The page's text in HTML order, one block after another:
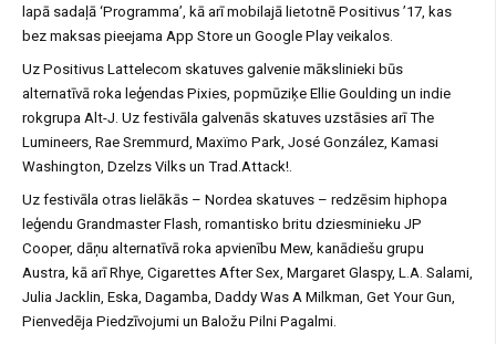
lapā sadaļā ‘Programma’, kā arī mobilajā lietotnē Positivus ’17, kas
bez maksas pieejama App Store un Google Play veikalos.
Uz Positivus Lattelecom skatuves galvenie mākslinieki būs
alternatīvā roka leģendas Pixies, popmūziķe Ellie Goulding un indie
rokgrupa Alt-J. Uz festivāla galvenās skatuves uzstāsies arī The
Lumineers, Rae Sremmurd, Maxïmo Park, José González, Kamasi
Washington, Dzelzs Vilks un Trad.Attack!.
Uz festivāla otras lielākās – Nordea skatuves – redzēsim hiphopa
leģendu Grandmaster Flash, romantisko britu dziesminieku JP
Cooper, dāņu alternatīvā roka apvienību Mew, kanādiešu grupu
Austra, kā arī Rhye, Cigarettes After Sex, Margaret Glaspy, L.A. Salami,
Julia Jacklin, Eska, Dagamba, Daddy Was A Milkman, Get Your Gun,
Pienvedēja Piedzīvojumi un Baložu Pilni Pagalmi.